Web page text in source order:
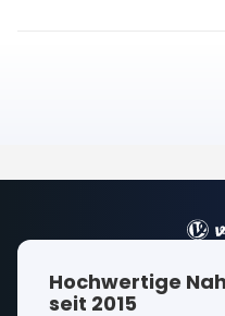
Hochwertige
seit 2015